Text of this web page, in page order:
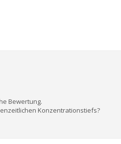
Bewertung.
Konzentrationstiefs?